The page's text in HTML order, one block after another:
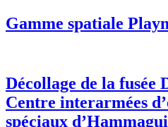
Gamme spatiale
Décollage de la fusée
Centre interarmées
spéciaux